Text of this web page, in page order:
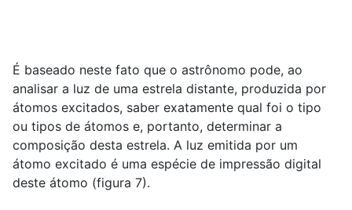
É baseado neste fato que o astrônomo pode, ao
analisar a luz de uma estrela distante, produzida por
átomos excitados, saber exatamente qual foi o tipo
ou tipos de átomos e, portanto, determinar a
composição desta estrela. A luz emitida por um
átomo excitado é uma espécie de impressão digital
deste átomo (figura 7).